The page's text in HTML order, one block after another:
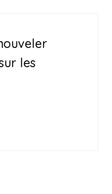
les